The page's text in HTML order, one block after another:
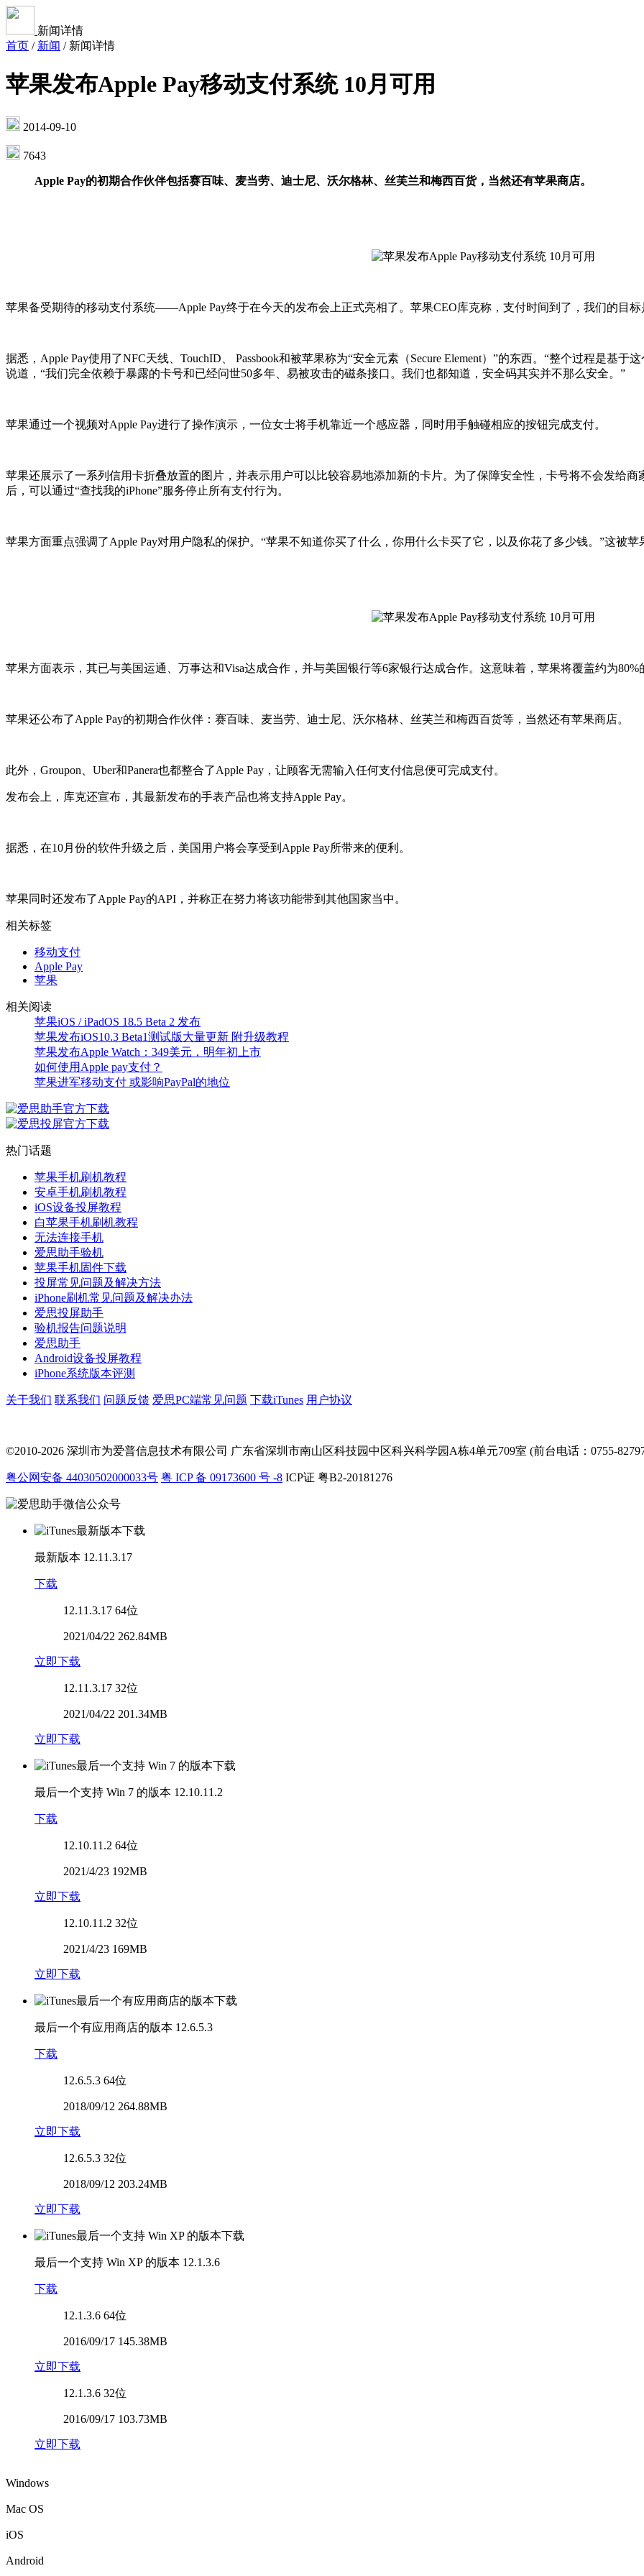
新闻详情
首页 / 新闻 / 新闻详情
苹果发布Apple Pay移动支付系统 10月可用
2014-09-10
7643
Apple Pay的初期合作伙伴包括赛百味、麦当劳、迪士尼、沃尔格林、丝芙兰和梅西百货，当然还有苹果商店。
苹果备受期待的移动支付系统——Apple Pay终于在今天的发布会上正式亮相了。苹果CEO库克称，支付时间到了，我们的目
据悉，Apple Pay使用了NFC天线、TouchID、 Passbook和被苹果称为“安全元素（Secure Element）”的东西。“整个过程是基
说道，“我们完全依赖于暴露的卡号和已经问世50多年、易被攻击的磁条接口。我们也都知道，安全码其实并不那么安全。”
苹果通过一个视频对Apple Pay进行了操作演示，一位女士将手机靠近一个感应器，同时用手触碰相应的按钮完成支付。
苹果还展示了一系列信用卡折叠放置的图片，并表示用户可以比较容易地添加新的卡片。为了保障安全性，卡号将不会发给商
后，可以通过“查找我的iPhone”服务停止所有支付行为。
苹果方面重点强调了Apple Pay对用户隐私的保护。“苹果不知道你买了什么，你用什么卡买了它，以及你花了多少钱。”这被
苹果方面表示，其已与美国运通、万事达和Visa达成合作，并与美国银行等6家银行达成合作。这意味着，苹果将覆盖约为80%
苹果还公布了Apple Pay的初期合作伙伴：赛百味、麦当劳、迪士尼、沃尔格林、丝芙兰和梅西百货等，当然还有苹果商店。
此外，Groupon、Uber和Panera也都整合了Apple Pay，让顾客无需输入任何支付信息便可完成支付。
发布会上，库克还宣布，其最新发布的手表产品也将支持Apple Pay。
据悉，在10月份的软件升级之后，美国用户将会享受到Apple Pay所带来的便利。
苹果同时还发布了Apple Pay的API，并称正在努力将该功能带到其他国家当中。
相关标签
移动支付
Apple Pay
苹果
相关阅读
苹果iOS / iPadOS 18.5 Beta 2 发布
苹果发布iOS10.3 Beta1测试版大量更新 附升级教程
苹果发布Apple Watch：349美元，明年初上市
如何使用Apple pay支付？
苹果进军移动支付 或影响PayPal的地位
热门话题
苹果手机刷机教程
安卓手机刷机教程
iOS设备投屏教程
白苹果手机刷机教程
无法连接手机
爱思助手验机
苹果手机固件下载
投屏常见问题及解决方法
iPhone刷机常见问题及解决办法
爱思投屏助手
验机报告问题说明
爱思助手
Android设备投屏教程
iPhone系统版本评测
关于我们 联系我们 问题反馈 爱思PC端常见问题 下载iTunes 用户协议
©2010-2026 深圳市为爱普信息技术有限公司 广东省深圳市南山区科技园中区科兴科学园A栋4单元709室 (前台电话：0755-
粤公网安备 44030502000033号 粤 ICP 备 09173600 号 -8 ICP证 粤B2-20181276
最新版本 12.11.3.17
下载
12.11.3.17 64位
2021/04/22 262.84MB
立即下载
12.11.3.17 32位
2021/04/22 201.34MB
立即下载
最后一个支持 Win 7 的版本 12.10.11.2
下载
12.10.11.2 64位
2021/4/23 192MB
立即下载
12.10.11.2 32位
2021/4/23 169MB
立即下载
最后一个有应用商店的版本 12.6.5.3
下载
12.6.5.3 64位
2018/09/12 264.88MB
立即下载
12.6.5.3 32位
2018/09/12 203.24MB
立即下载
最后一个支持 Win XP 的版本 12.1.3.6
下载
12.1.3.6 64位
2016/09/17 145.38MB
立即下载
12.1.3.6 32位
2016/09/17 103.73MB
立即下载
Windows
Mac OS
iOS
Android